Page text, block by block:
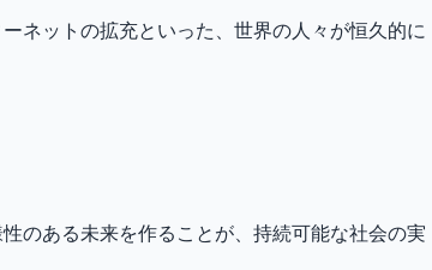
ネットの拡充といった、世界の人々が恒久的に
のある未来を作ることが、持続可能な社会の実